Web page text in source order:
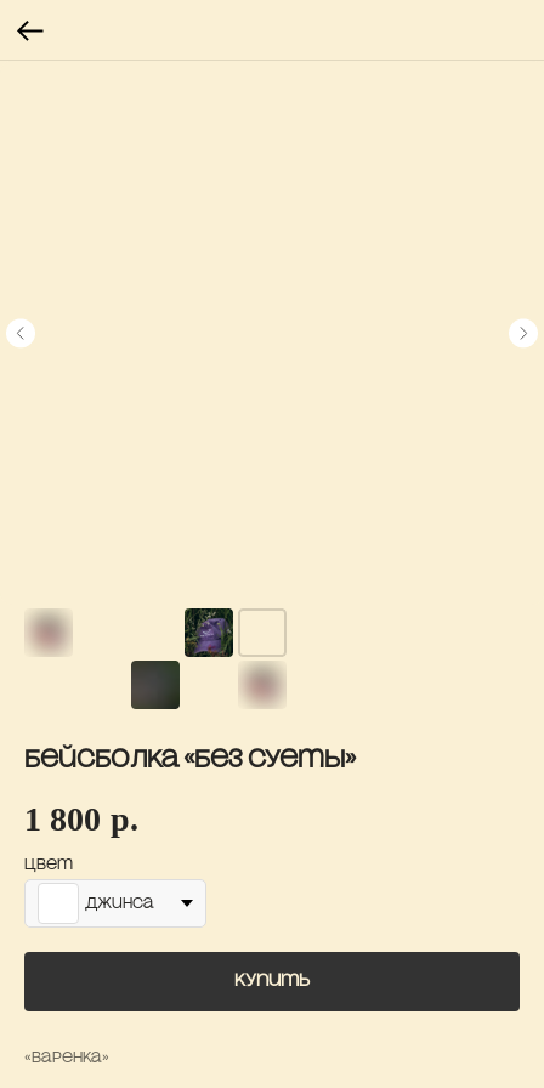
Бейсболка «Без суеты»
1 800 р.
Цвет
Джинса
Купить
«Варенка»